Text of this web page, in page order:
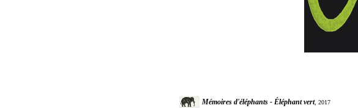
Mémoires d'éléphants - Éléphant vert, 2017